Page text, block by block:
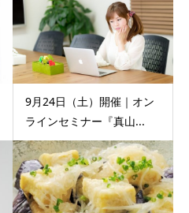
9月24日（土）開催｜オン
ラインセミナー『真山...